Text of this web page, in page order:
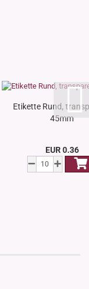
Etikette Rund,
45mm
EUR 0.36